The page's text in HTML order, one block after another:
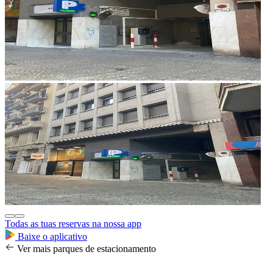
Todas as tuas reservas na nossa app
Baixe o aplicativo
Ver mais parques de estacionamento